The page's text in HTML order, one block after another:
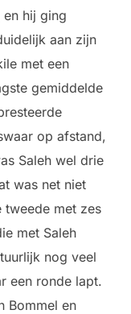
en hij ging
aan zijn
met een
gemiddelde
op afstand,
Saleh wel drie
was net niet
tweede met zes
met Saleh
nog veel
een ronde lapt.
Bommel en